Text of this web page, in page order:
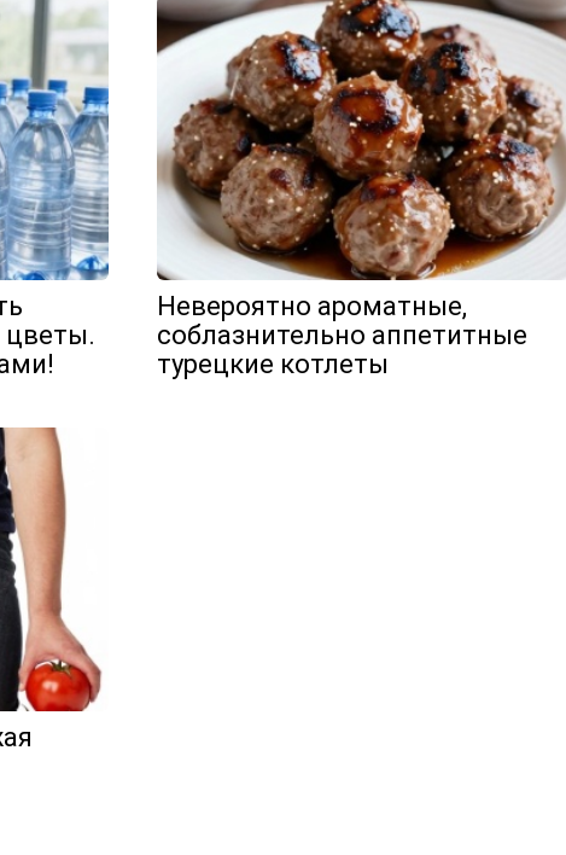
цветы.
Невероятно ароматные,
соблазнительно аппетитные
турецкие котлеты